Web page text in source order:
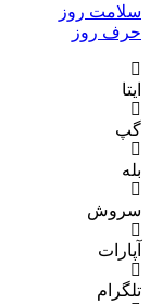
سلامت روز
حرف روز
ایتا
گپ
بله
سروش
آپارات
تلگرام